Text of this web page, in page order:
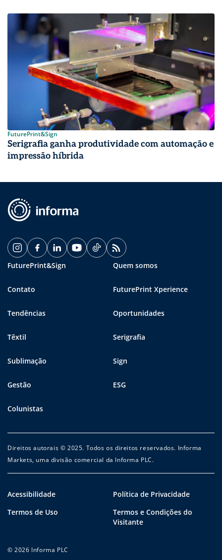
FuturePrint&Sign
Serigrafia ganha produtividade com automação e
impressão híbrida
FuturePrint&Sign Quem somos
Contato FuturePrint Xperience
Tendências Oportunidades
Têxtil Serigrafia
Sublimação Sign
Gestão ESG
Colunistas
Direitos autorais © 2025. Todos os direitos reservados. Informa
Markets, uma divisão comercial da Informa PLC.
Acessibilidade
Política de Privacidade
Termos de Uso
Termos e Condições do
Visitante
© 2026 Informa PLC